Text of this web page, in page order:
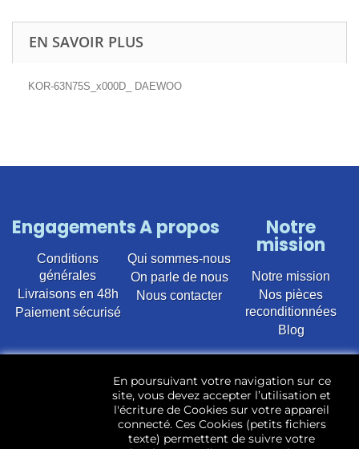
EN SAVOIR PLUS
KOR-63N75S_x000D_ DAEWOO
Engagements
Conditions
générales
Livraisons en 48h
Paiement sécurisé
A propos
Qui sommes-nous
On parle de nous
Nous contacter
Notre
mission
Notre mission
Nos pièces
reconditionnées
Blog
d’occasion pour toutes marques et modèles. Plus de
22 400 références (Lave-linge, Sèche-linge, Lave-
vaisselle, Micro-ondes, Fours, Cuisinières, Plaques de
cuisson, Réfrigérateurs, Congélateurs, aspirateurs,
En poursuivant votre navigation sur ce
site, vous devez accepter l’utilisation et
l'écriture de Cookies sur votre appareil
connecté. Ces Cookies (petits fichiers
texte) permettent de suivre votre